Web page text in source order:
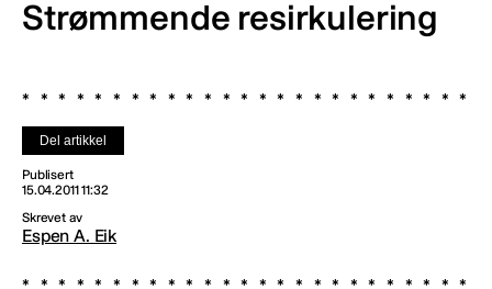
Strømmende resirkulering
Del artikkel
Publisert
15.04.2011 11:32
Skrevet av
Espen A. Eik